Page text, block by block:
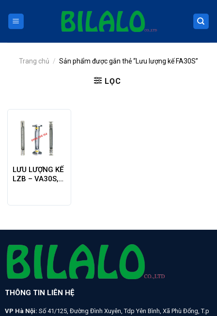
content
Trang chủ / Sản phẩm được gắn thẻ “Lưu lượng kế FA30S”
LỌC
LƯU LƯỢNG KẾ
LZB – VA30S,
THÔNG TIN LIÊN HỆ
VP Hà Nội: Số 41/125, Đường Đình Xuyên, Tdp Yên Bình, Xã Phù Đổng, T.p